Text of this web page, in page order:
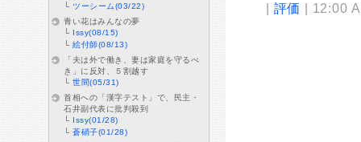
| 評価 | 12:00
└ツーシーム(03/22)
青い花はみんなの夢
└ Issy(08/15)
└絵付師(08/13)
「夫は外で働き、妻は家庭を守るべ
き」に反対、５割越す
└世間(05/31)
首相への「漢字テスト」で、民主・
石井副代表に批判殺到
└ Issy(01/28)
└蒼硝子(01/28)